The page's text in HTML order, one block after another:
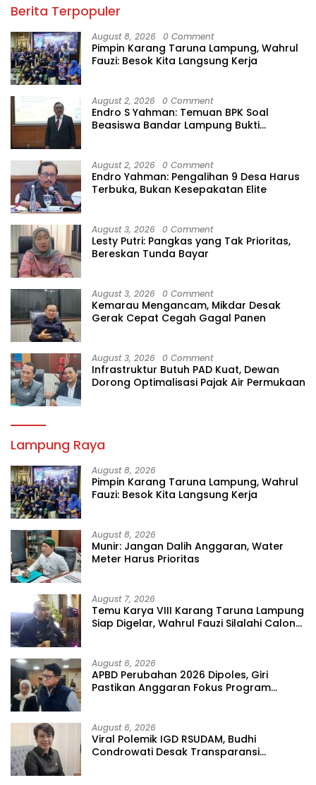
Berita Terpopuler
August 8, 2026 0 Comment
Pimpin Karang Taruna Lampung, Wahrul
Fauzi: Besok Kita Langsung Kerja
August 2, 2026 0 Comment
Endro S Yahman: Temuan BPK Soal
Beasiswa Bandar Lampung Bukti
August 2, 2026 0 Comment
Endro Yahman: Pengalihan 9 Desa Harus
Terbuka, Bukan Kesepakatan Elite
August 3, 2026 0 Comment
Lesty Putri: Pangkas yang Tak Prioritas,
Bereskan Tunda Bayar
August 3, 2026 0 Comment
Kemarau Mengancam, Mikdar Desak
Gerak Cepat Cegah Gagal Panen
August 3, 2026 0 Comment
Infrastruktur Butuh PAD Kuat, Dewan
Dorong Optimalisasi Pajak Air Permukaan
Lampung Raya
August 8, 2026
Pimpin Karang Taruna Lampung, Wahrul
Fauzi: Besok Kita Langsung Kerja
August 8, 2026
Munir: Jangan Dalih Anggaran, Water
Meter Harus Prioritas
August 7, 2026
Temu Karya VIII Karang Taruna Lampung
Siap Digelar, Wahrul Fauzi Silalahi Calon
August 6, 2026
APBD Perubahan 2026 Dipoles, Giri
Pastikan Anggaran Fokus Program
August 6, 2026
Viral Polemik IGD RSUDAM, Budhi
Condrowati Desak Transparansi